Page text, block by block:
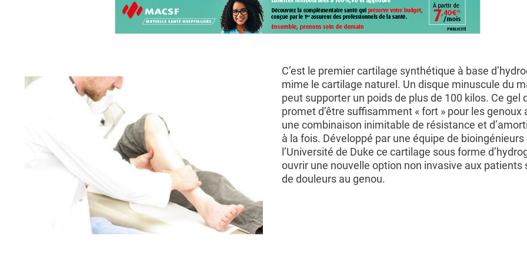
C’est le premier cartilage synthétique à base
mime le cartilage naturel. Un disque minuscule du
peut supporter un poids de plus de 100 kilos. Ce gel
promet d’être suffisamment « fort » pour les genoux
une combinaison inimitable de résistance et
à la fois. Développé par une équipe de bioingénieurs
l’Université de Duke ce cartilage sous forme
ouvrir une nouvelle option non invasive aux patients
de douleurs au genou.